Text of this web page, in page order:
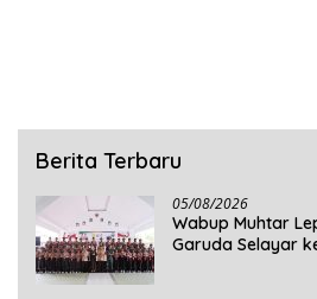
Berita Terbaru
05/08/2026
Wabup Muhtar
Garuda Selayar